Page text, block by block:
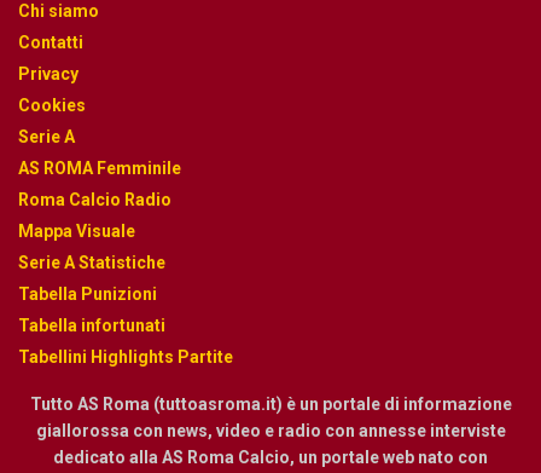
Chi siamo
Contatti
Privacy
Cookies
Serie A
AS ROMA Femminile
Roma Calcio Radio
Mappa Visuale
Serie A Statistiche
Tabella Punizioni
Tabella infortunati
Tabellini Highlights Partite
Tutto AS Roma (tuttoasroma.it) è un portale di informazione
giallorossa con news, video e radio con annesse interviste
dedicato alla AS Roma Calcio, un portale web nato con